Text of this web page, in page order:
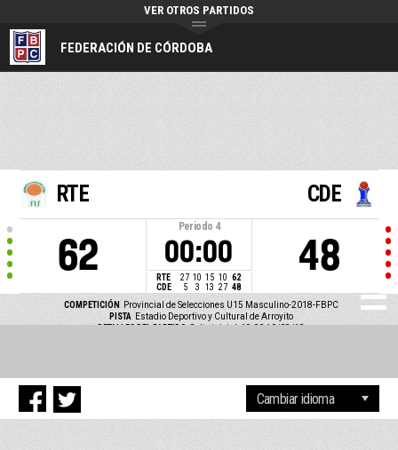
FEDERACIÓN DE CÓRDOBA
VER OTROS PARTIDOS
RTE
62
Periodo 4
00:00
RTE 27 10 15 10 62
CDE
5 3 13 27 48
CDE
48
COMPETICIÓN
Provincial de Selecciones U15 Masculino-2018-FBPC
PISTA
Estadio Deportivo y Cultural de Arroyito
DETALLES DEL PARTIDO Salto inicial: 19:00 10/08/18